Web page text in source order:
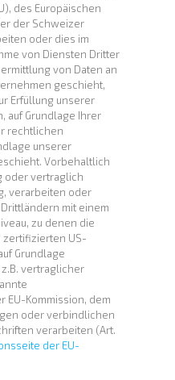
des Europäischen
der Schweizer
oder dies im
von Diensten Dritter
von Daten an
geschieht,
Erfüllung unserer
auf Grundlage Ihrer
rechtlichen
unserer
Vorbehaltlich
oder vertraglich
verarbeiten oder
mit einem
zu denen die
zertifizierten US-
Grundlage
vertraglicher
EU-Kommission, dem
oder verbindlichen
verarbeiten (Art.
der EU-